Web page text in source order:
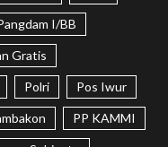
I/BB
Gratis
Polri Pos Iwur
PP KAMMI